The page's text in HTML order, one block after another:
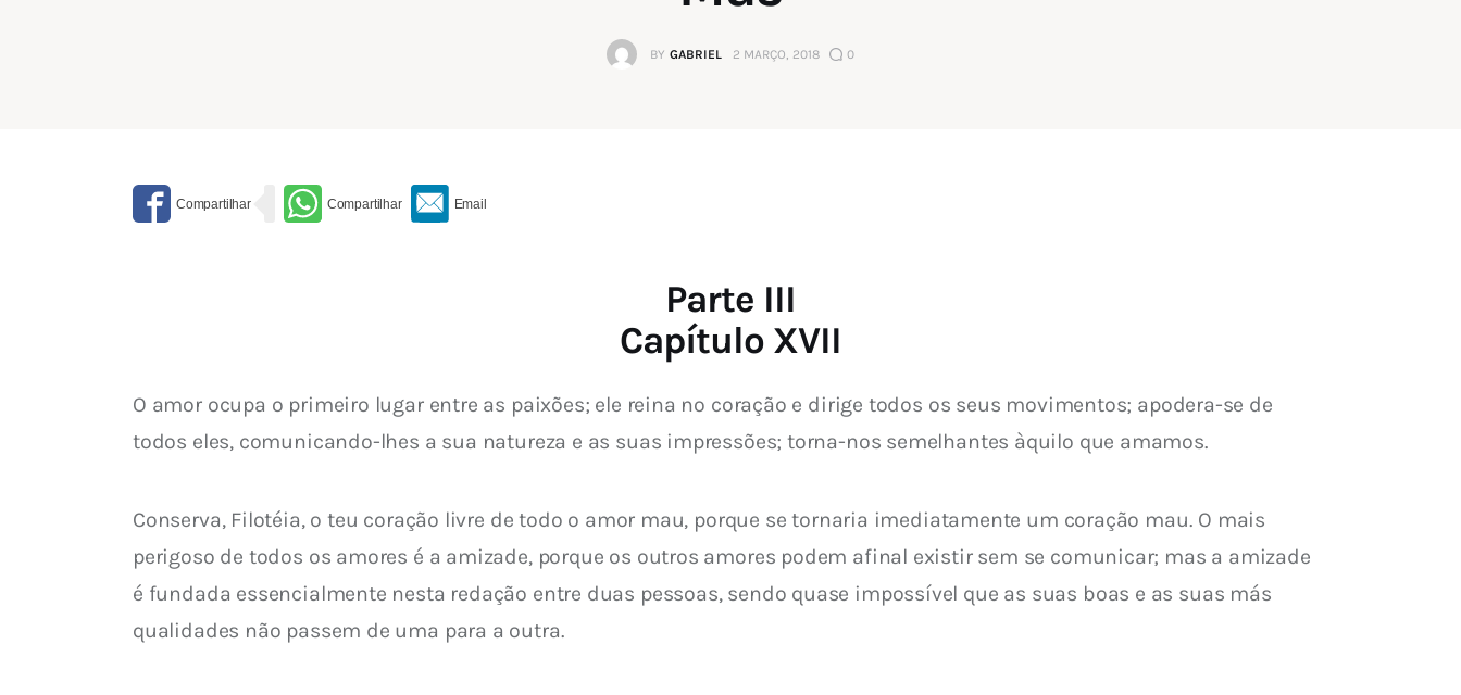
Instruções
BY GABRIEL 2 MARÇO, 2018 0
Parte III
Capítulo XVII
O amor ocupa o primeiro lugar entre as paixões; ele reina no coração e dirige todos os seus movimentos; apodera-se de
todos eles, comunicando-lhes a sua natureza e as suas impressões; torna-nos semelhantes àquilo que amamos.
Conserva, Filotéia, o teu coração livre de todo o amor mau, porque se tornaria imediatamente um coração mau. O mais
perigoso de todos os amores é a amizade, porque os outros amores podem afinal existir sem se comunicar; mas a amizade
é fundada essencialmente nesta redação entre duas pessoas, sendo quase impossível que as suas boas e as suas más
qualidades não passem de uma para a outra.